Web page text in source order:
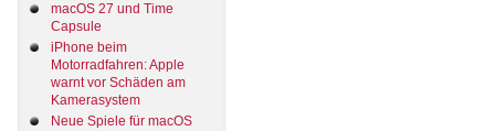
macOS 27 und Time
Capsule
iPhone beim
Motorradfahren: Apple
warnt vor Schäden am
Kamerasystem
Neue Spiele für macOS